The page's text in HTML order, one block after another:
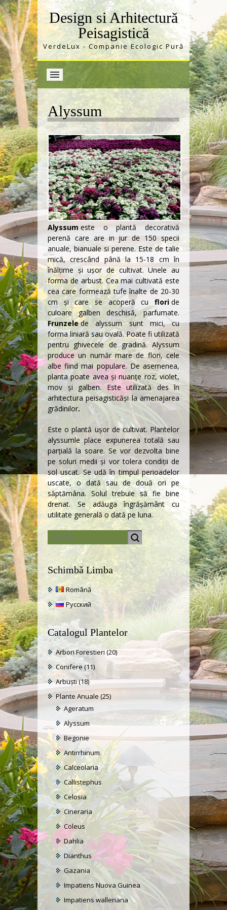
Design si Arhitectură
Peisagistică
VerdeLux - Companie Ecologic Pură
Alyssum
Alyssum este o plantă decorativă
perenă care are in jur de 150 specii
anuale, bianuale si perene. Este de talie
mică, crescând până la 15-18 cm în
înălţime şi uşor de cultivat. Unele au
forma dearbust. Cea mai cultivată este
cea care formează tufe înalte de 20-30
cm şi care se acoperă cu flori de
culoare galben deschisă, parfumate.
Frunzele de alyssum sunt mici, cu
forma liniară sau ovală. Poate fi utilizată
pentru ghivecele de gradină. Alyssum
produce un număr mare de flori, cele
albe fiind mai populare. De asemenea,
planta poate avea şi nuanţe roz, violet,
mov şi galben. Este utilizată des în
arhitectura peisagisticăşi la amenajarea
grădinilor.
Este o plantă ușor de cultivat. Plantelor
alyssumle place expunerea totală sau
parțială la soare. Se vor dezvolta bine
pe soluri medii și vor tolera condiții de
sol uscat. Se udă în timpul perioadelor
uscate, o dată sau de două ori pe
săptămâna. Solul trebuie să fie bine
drenat. Se adăuga îngrășământ cu
utilitate generală o dată pe luna.
Schimbă Limba
Română
Русский
Catalogul Plantelor
Arbori Forestieri(20)
Conifere (11)
Arbuști(18)
Plante Anuale (25)
Ageratum
Alyssum
Begonie
Antirrhinum
Calceolaria
Callistephus
Celosia
Cineraria
Coleus
Dahlia
Dianthus
Gazania
Impatiens Nuova Guinea
Impatiens walleriana